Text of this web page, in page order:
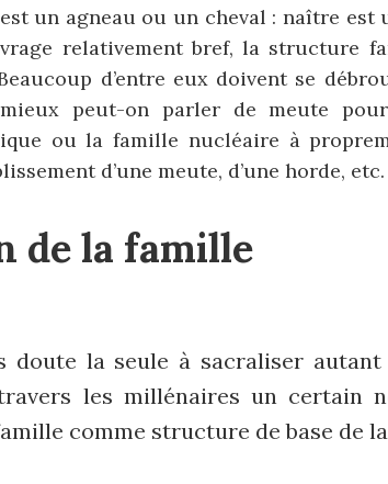
un agneau ou un cheval : naître est
relativement bref, la structure
d’entre eux doivent se
peut-on parler de meute
ou la famille nucléaire à
d’une meute, d’une horde, etc.
de la famille
doute la seule à sacraliser
les millénaires un certain
comme structure de base de